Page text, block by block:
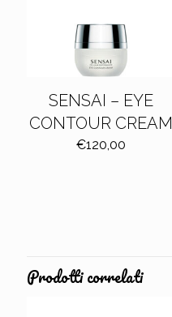
SENSAI – EYE
CONTOUR CREAM
€120,00
Prodotti correlati